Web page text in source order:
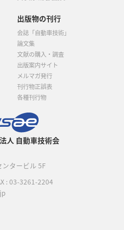
人 自動車技術会
ンタービル 5F
: 03-3261-2204
出版物の刊行
会誌「自動車技術」
論文集
文献の購入・調査
出版案内サイト
メルマガ発行
刊行物正誤表
各種刊行物